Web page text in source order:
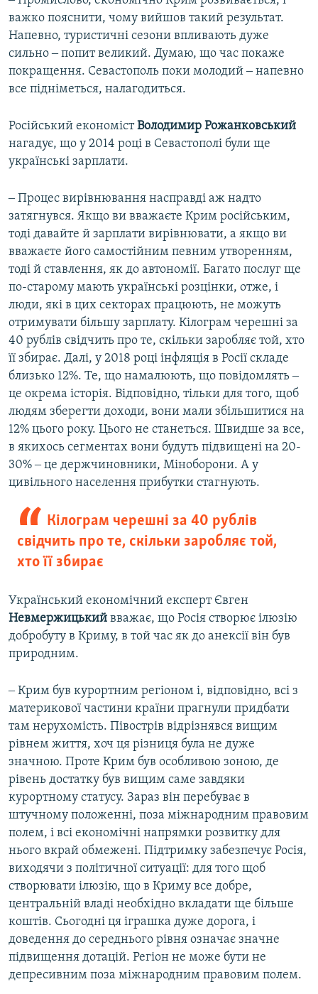
важко пояснити, чому вийшов такий результат.
Напевно, туристичні сезони впливають дуже
сильно ‒ попит великий. Думаю, що час покаже
покращення. Севастополь поки молодий ‒ напевно
все підніметься, налагодиться.
Російський економістВолодимир Рожанковський
нагадує, що у 2014 році в Севастополі були ще
українські зарплати.
‒ Процес вирівнювання насправді аж надто
затягнувся. Якщо ви вважаєте Крим російським,
тоді давайте й зарплати вирівнювати, а якщо ви
вважаєте його самостійним певним утворенням,
тоді й ставлення, як до автономії. Багато послуг ще
по-старому мають українські розцінки, отже, і
люди, які в цих секторах працюють, не можуть
отримувати більшу зарплату. Кілограм черешні за
40 рублів свідчить про те, скільки заробляє той, хто
її збирає. Далі, у 2018 році інфляція в Росії складе
близько 12%. Те, що намалюють, що повідомлять ‒
це окрема історія. Відповідно, тільки для того, щоб
людям зберегти доходи, вони мали збільшитися на
12% цього року. Цього не станеться. Швидше за все,
в якихось сегментах вони будуть підвищені на 20-
30% ‒ це держчиновники, Міноборони. А у
цивільного населення прибутки стагнують.
Кілограм черешні за 40 рублів
свідчить про те, скільки заробляє той,
хто її збирає
Український економічний експерт Євген
Невмержицький вважає, що Росія створює ілюзію
добробуту в Криму, в той час як до анексії він був
природним.
‒ Крим був курортним регіоном і, відповідно, всі з
материкової частини країни прагнули придбати
там нерухомість. Півострів відрізнявся вищим
рівнем життя, хоч ця різниця була не дуже
значною. Проте Крим був особливою зоною, де
рівень достатку був вищим саме завдяки
курортному статусу. Зараз він перебуває в
штучному положенні, поза міжнародним правовим
полем, і всі економічні напрямки розвитку для
нього вкрай обмежені. Підтримку забезпечує Росія,
виходячи з політичної ситуації: для того щоб
створювати ілюзію, що в Криму все добре,
центральній владі необхідно вкладати ще більше
коштів. Сьогодні ця іграшка дуже дорога, і
доведення до середнього рівня означає значне
підвищення дотацій. Регіон не може бути не
депресивним поза міжнародним правовим полем.